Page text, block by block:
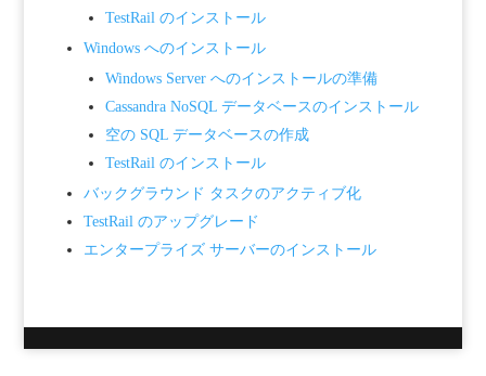
TestRail のインストール
Windows へのインストール
Windows Server へのインストールの準備
Cassandra NoSQL データベースのインストール
空の SQL データベースの作成
TestRail のインストール
バックグラウンド タスクのアクティブ化
TestRail のアップグレード
エンタープライズ サーバーのインストール